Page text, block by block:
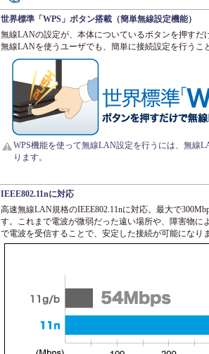
世界標準「WPS」ボタン搭載（簡単無線設定機能）
無線LANの設定が、本体についているボタンを押すだ
無線LANを使うユーザでも、簡単に接続設定を行うこ
WPS機能を使って無線LAN設定を行うには、無線
ります。
IEEE802.11nに対応
高速無線LAN規格のIEEE802.11nに対応。最大で
す。これまで電波が微弱だった遠い場所や、障害物
で電波を受信することで、安定した接続が可能になり